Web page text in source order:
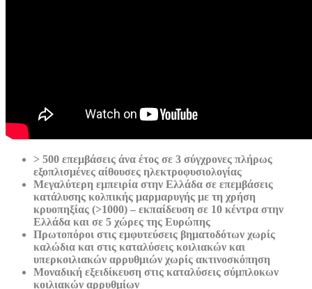
> 500 επεμβάσεις άνα έτος σε 3 σύγχρονες πλήρως
εξοπλισμένες αίθουσες ηλεκτροφυσιολογίας
Μεγαλύτερη εμπειρία στην Ελλάδα σε επεμβάσεις
κατάλυσης κολπικής μαρμαρυγής με τη χρήση
κρυοπηξίας (>1000) – εκπαίδευση σε 10 κέντρα στην
Ελλάδα και σε 5 χώρες της Ευρώπης
Πρωτοπόροι στις εμφυτεύσεις βηματοδότων χωρίς
καλώδια και στις καταλύσεις κοιλιακών και
υπερκοιλιακών αρρυθμιών χωρίς ακτινοσκόπηση
Μοναδική εξειδίκευση στις καταλύσεις σύμπλοκων
κοιλιακών αρρυθμίων